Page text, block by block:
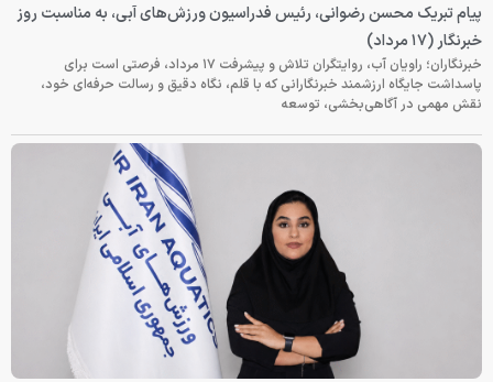
پیام تبریک محسن رضوانی، رئیس فدراسیون ورزش‌های آبی، به مناسبت روز
خبرنگار (۱۷ مرداد)
خبرنگاران؛ راویان آب، روایتگران تلاش و پیشرفت ۱۷ مرداد، فرصتی است برای
پاسداشت جایگاه ارزشمند خبرنگارانی که با قلم، نگاه دقیق و رسالت حرفه‌ای خود،
نقش مهمی در آگاهی‌بخشی، توسعه